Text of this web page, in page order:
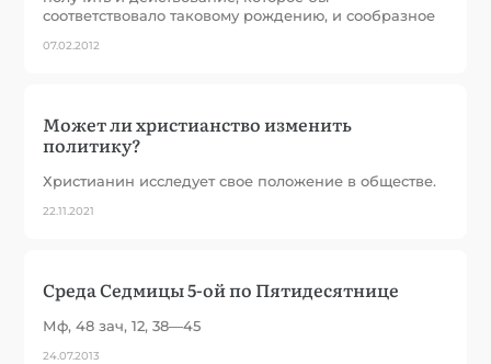
соответствовало таковому рождению, и сообразное
07.02.2012
Может ли христианство изменить
политику?
Христианин исследует свое положение в обществе.
22.11.2021
Среда Седмицы 5-ой по Пятидесятнице
Мф, 48 зач, 12, 38—45
24.07.2013